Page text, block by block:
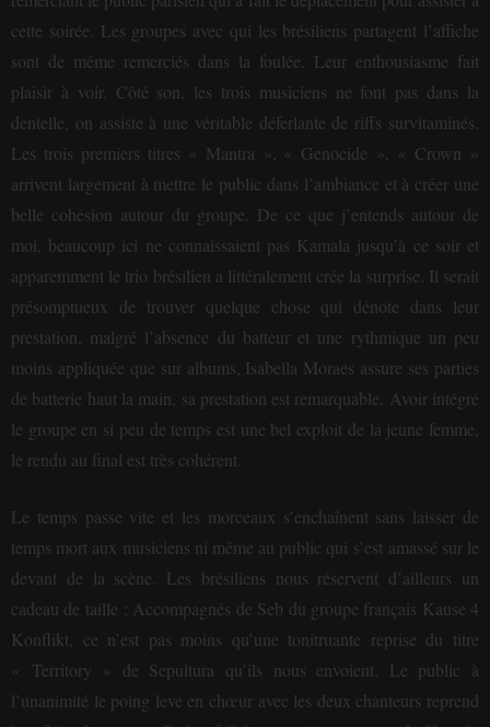
cette soirée. Les groupes avec qui les brésiliens partagent l’affiche
sont de même remerciés dans la foulée. Leur enthousiasme fait
plaisir à voir. Côté son, les trois musiciens ne font pas dans la
dentelle, on assiste à une véritable déferlante de riffs survitaminés.
Les trois premiers titres « Mantra », « Genocide », « Crown »
arrivent largement à mettre le public dans l’ambiance et à créer une
belle cohésion autour du groupe. De ce que j’entends autour de
moi, beaucoup ici ne connaissaient pas Kamala jusqu’à ce soir et
apparemment le trio brésilien a littéralement crée la surprise. Il serait
présomptueux de trouver quelque chose qui dénote dans leur
prestation, malgré l’absence du batteur et une rythmique un peu
moins appliquée que sur albums, Isabella Moraes assure ses parties
de batterie haut la main, sa prestation est remarquable. Avoir intégré
le groupe en si peu de temps est une bel exploit de la jeune femme,
le rendu au final est très cohérent.
Le temps passe vite et les morceaux s’enchaînent sans laisser de
temps mort aux musiciens ni même au public qui s’est amassé sur le
devant de la scène. Les brésiliens nous réservent d’ailleurs un
cadeau de taille : Accompagnés de Seb du groupe français Kause 4
Konflikt, ce n’est pas moins qu’une tonitruante reprise du titre
« Territory » de Sepultura qu’ils nous envoient. Le public à
l’unanimité le poing levé en chœur avec les deux chanteurs reprend